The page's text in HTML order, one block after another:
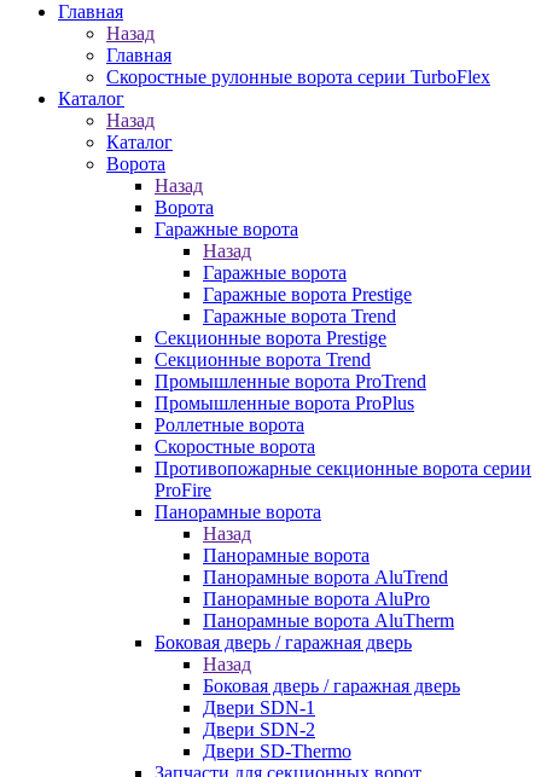
Главная
Назад
Главная
Скоростные рулонные ворота серии TurboFlex
Каталог
Назад
Каталог
Ворота
Назад
Ворота
Гаражные ворота
Назад
Гаражные ворота
Гаражные ворота Prestige
Гаражные ворота Trend
Секционные ворота Prestige
Секционные ворота Trend
Промышленные ворота ProTrend
Промышленные ворота ProPlus
Роллетные ворота
Скоростные ворота
Противопожарные секционные ворота серии
ProFire
Панорамные ворота
Назад
Панорамные ворота
Панорамные ворота AluTrend
Панорамные ворота AluPro
Панорамные ворота AluTherm
Боковая дверь / гаражная дверь
Назад
Боковая дверь / гаражная дверь
Двери SDN-1
Двери SDN-2
Двери SD-Thermo
Запчасти для секционных ворот